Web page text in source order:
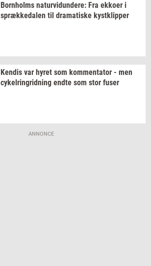
Born­holms na­tur­vi­dun­de­re: Fra ek­ko­er i
spræk­ke­da­len til dra­ma­ti­ske kyst­klip­per
Ken­dis var hyret som kom­men­ta­tor - men
cy­kel­rin­grid­ning endte som stor fuser
ANNONCE